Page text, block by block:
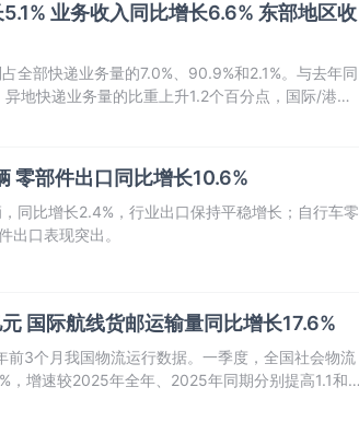
业务收入同比增长6.6% 东部地区收
全部快递业务量的7.0%、90.9%和2.1%。与去年同
地快递业务量的比重上升1.2个百分点，国际/港澳
零部件出口同比增长10.6%
同比增长2.4%，行业出口保持平稳增长；自行车零
口表现突出。
国际航线货邮运输量同比增长17.6%
3个月我国物流运行数据。一季度，全国社会物流
增速较2025年全年、2025年同期分别提高1.1和